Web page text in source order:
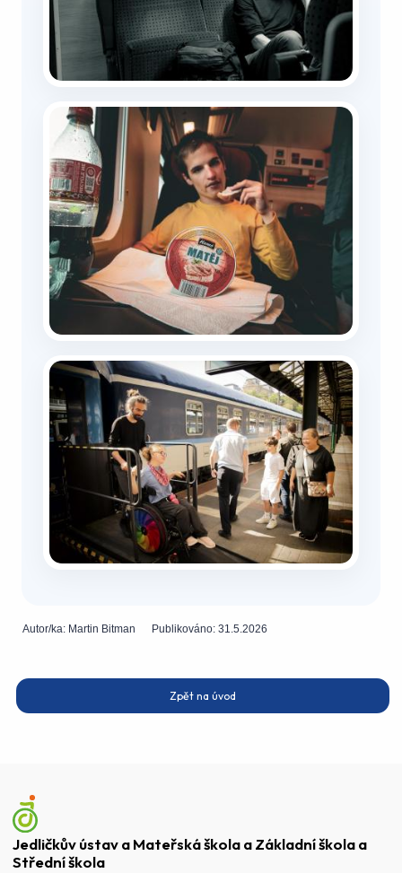
Autor/ka: Martin Bitman Publikováno: 31.5.2026
Zpět na úvod
Jedličkův ústav a Mateřská škola a Základní škola a
Střední škola